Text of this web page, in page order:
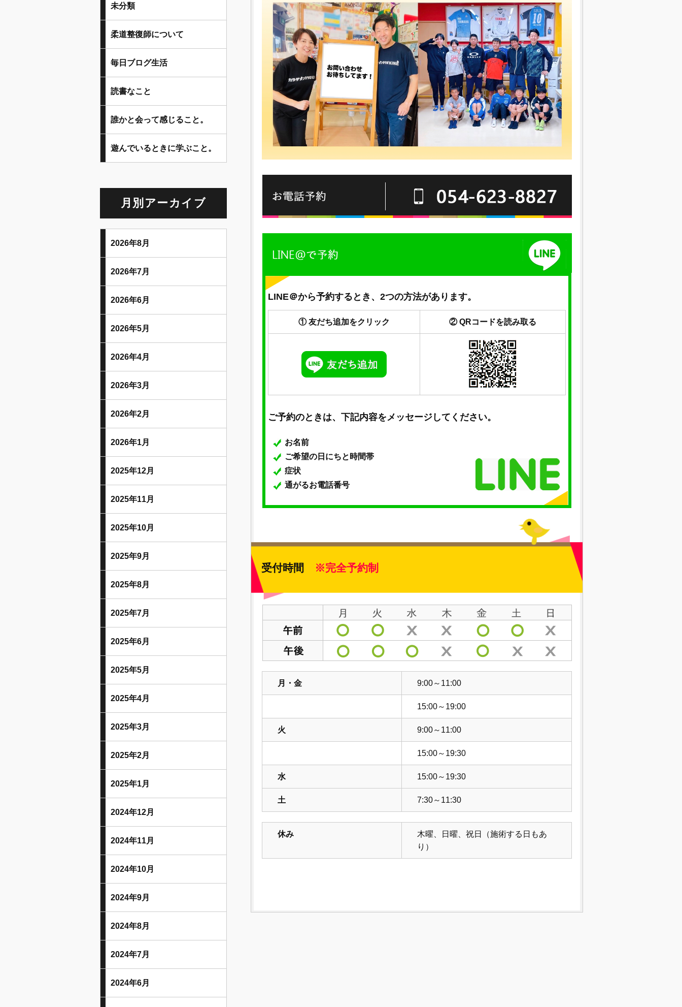
LINE＠から予約するとき、2つの方法があります。
① 友だち追加をクリック ② QRコードを読み取る
ご予約のときは、下記内容をメッセージしてください。
お名前
ご希望の日にちと時間帯
症状
通がるお電話番号
受付時間 ※完全予約制
月・金 9:00～11:00
15:00～19:00
火 9:00～11:00
15:00～19:30
水 15:00～19:30
土 7:30～11:30
休み
木曜、日曜、祝日（施術する日もあ
り）
未分類
柔道整復師について
毎日ブログ生活
読書なこと
誰かと会って感じること。
遊んでいるときに学ぶこと。
月別アーカイブ
2026年8月
2026年7月
2026年6月
2026年5月
2026年4月
2026年3月
2026年2月
2026年1月
2025年12月
2025年11月
2025年10月
2025年9月
2025年8月
2025年7月
2025年6月
2025年5月
2025年4月
2025年3月
2025年2月
2025年1月
2024年12月
2024年11月
2024年10月
2024年9月
2024年8月
2024年7月
2024年6月